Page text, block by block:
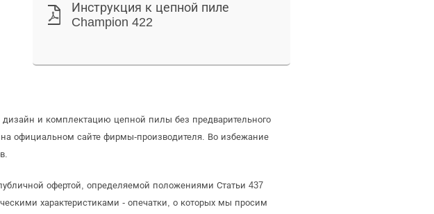
Инструкция к цепной пиле
Champion 422
и комплектацию цепной пилы без предварительного
официальном сайте фирмы-производителя. Во избежание
офертой, определяемой положениями Статьи 437
характеристиками - опечатки, о которых мы просим